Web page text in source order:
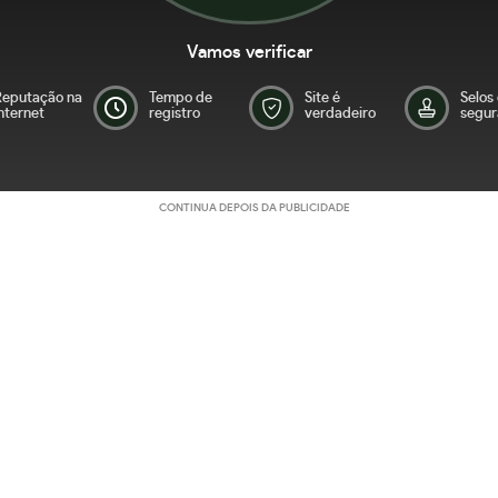
Vamos verificar
na
Tempo de
registro
Site é
verdadeiro
Selos
CONTINUA DEPOIS DA PUBLICIDADE